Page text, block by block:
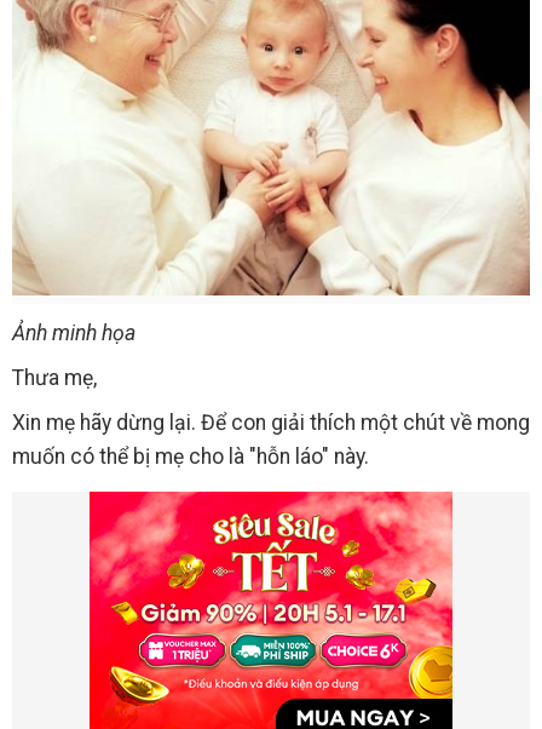
Ảnh minh họa
Thưa mẹ,
Xin mẹ hãy dừng lại. Để con giải thích một chút về mong
muốn có thể bị mẹ cho là "hỗn láo" này.